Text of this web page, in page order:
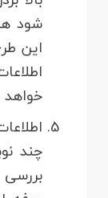
شود
این
خواهد
چند